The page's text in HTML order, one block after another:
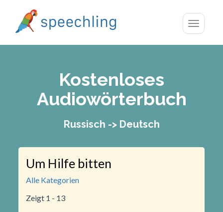
Toggle
Kostenloses
Audiowörterbuch
Russisch -> Deutsch
Um Hilfe bitten
Alle Kategorien
Zeigt 1 - 13